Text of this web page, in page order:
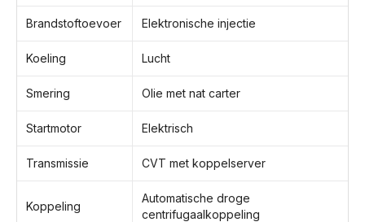
Brandstoftoevoer Elektronische injectie
Koeling Lucht
Smering Olie met nat carter
Startmotor Elektrisch
Transmissie CVT met koppelserver
Koppeling
Automatische droge
centrifugaalkoppeling